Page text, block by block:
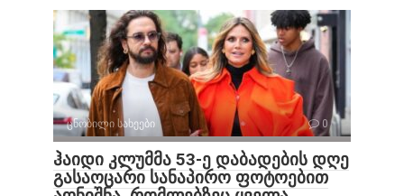
ცნობილი სახეები 0
ჰაიდი კლუმმა 53-ე დაბადების დღე
გასაოცარი სანაპირო ფოტოებით